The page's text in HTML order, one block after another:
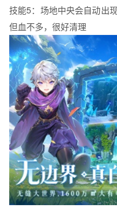
技能5：场地中央会自动出
但血不多，很好清理